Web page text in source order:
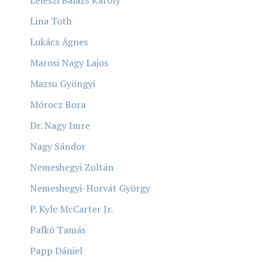
Lina Toth
Lukács Ágnes
Marosi Nagy Lajos
Mazsu Gyöngyi
Mórocz Bora
Dr. Nagy Imre
Nagy Sándor
Nemeshegyi Zoltán
Nemeshegyi-Horvát György
P. Kyle McCarter Jr.
Pafkó Tamás
Papp Dániel